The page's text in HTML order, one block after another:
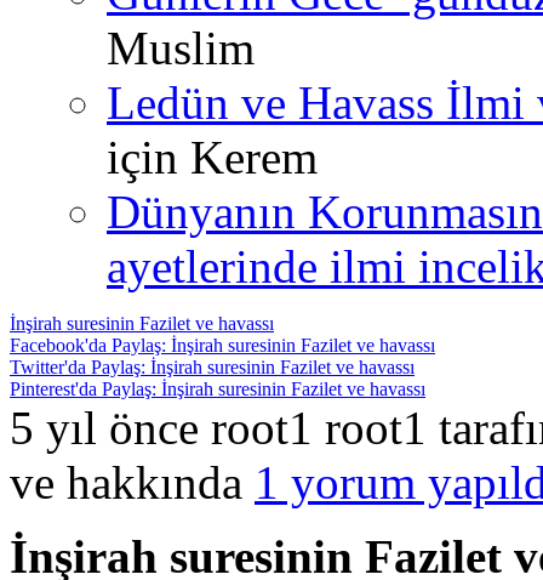
Muslim
Ledün ve Havass İlmi
için Kerem
Dünyanın
ayetlerinde ilmi
İnşirah suresinin Fazilet ve havassı
Facebook'da Paylaş: İnşirah suresinin Fazilet ve havassı
Twitter'da Paylaş: İnşirah suresinin Fazilet ve havassı
Pinterest'da Paylaş: İnşirah suresinin Fazilet ve havassı
5 yıl önce root1 root1
ve hakkında 1 yorum
İnşirah suresinin Fazilet